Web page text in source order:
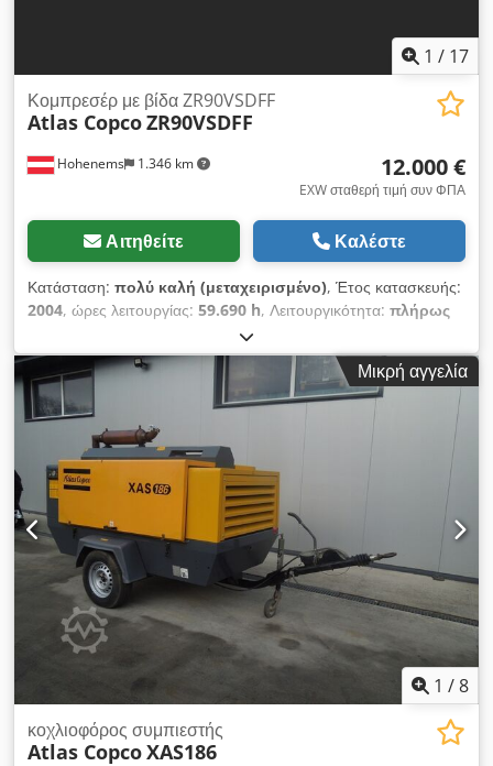
1 / 17
Hohenems 1.346 km
Κομπρεσέρ με βίδα ZR90VSDFF
Atlas CopcoZR90VSDFF
12.000 €
EXW σταθερή τιμή συν ΦΠΑ
Αιτηθείτε Καλέστε
Κατάσταση: πολύ καλή (μεταχειρισμένο), Έτος κατασκευής:
2004, ώρες λειτουργίας: 59.690 h, Λειτουργικότητα: πλήρως
, Κοχλιωτός συμπιεστής Atlas Copco ZR90VSDFF
Με ενσωματωμένο μετατροπέα και ξηραντήρα. 90 kW 8,75 bar
Codpfxoyuvwaj Ah Tjha 14,70 m³/λεπτό
Μικρή αγγελία
1 /8
κοχλιοφόρος συμπιεστής
Atlas CopcoXAS186